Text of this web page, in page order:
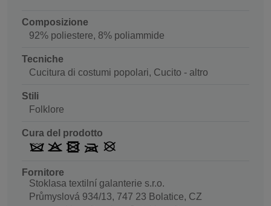
Composizione
92% poliestere, 8% poliammide
Tecniche
Cucitura di costumi popolari, Cucito - altro
Stili
Folklore
Cura del prodotto
Fornitore
Stoklasa textilní galanterie s.r.o.
Průmyslová 934/13, 747 23 Bolatice, CZ